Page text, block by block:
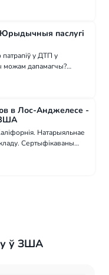
- цэны ад
паслугі
у ДТП у
дапамагчы?
Дапамагаем знайсці
да $1...
в Лос-Анджелесе -
Натарыяльнаe
Сертыфікаваны
і тэхнічны
ў ЗША